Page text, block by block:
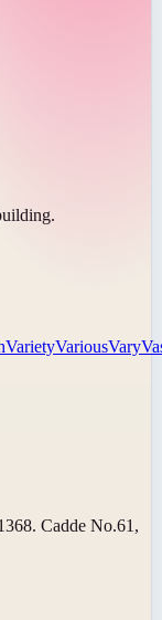
VarietyVariousVary
Cadde No.61,